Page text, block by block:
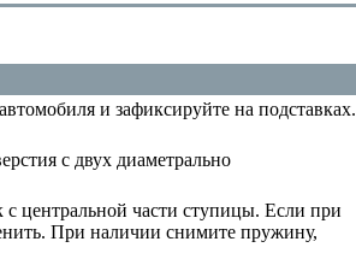
и зафиксируйте на подставках.
с двух диаметрально
центральной части ступицы. Если при
При наличии снимите пружину,